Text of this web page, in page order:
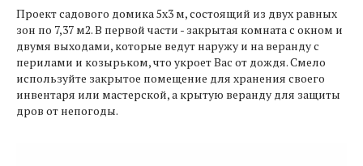
Проект садового домика 5х3 м, состоящий из двух равных
зон по 7,37 м2. В первой части - закрытая комната с окном и
двумя выходами, которые ведут наружу и на веранду с
перилами и козырьком, что укроет Вас от дождя. Смело
используйте закрытое помещение для хранения своего
инвентаря или мастерской, а крытую веранду для защиты
дров от непогоды.